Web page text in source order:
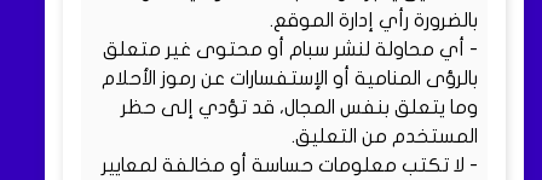
بالضرورة رأي إدارة الموقع.
- أي محاولة لنشر سبام أو محتوى غير متعلق
بالرؤى المنامية أو الإستفسارات عن رموز الأحلام
وما يتعلق بنفس المجال، قد تؤدي إلى حظر
المستخدم من التعليق.
- لا تكتب معلومات حساسة أو مخالفة لمعايير